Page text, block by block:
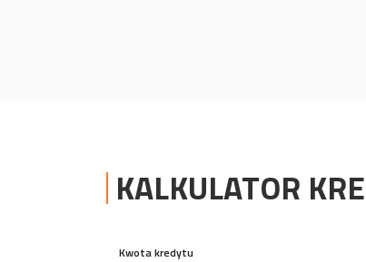
KALKULATOR
Kwota kredytu